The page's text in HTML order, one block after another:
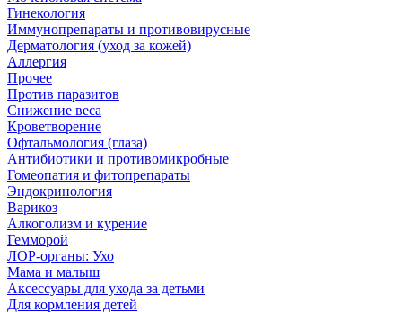
Гинекология
Иммунопрепараты и противовирусные
Дерматология (уход за кожей)
Аллергия
Прочее
Против паразитов
Снижение веса
Кроветворение
Офтальмология (глаза)
Антибиотики и противомикробные
Гомеопатия и фитопрепараты
Эндокринология
Варикоз
Алкоголизм и курение
Гемморой
ЛОР-органы: Ухо
Мама и малыш
Аксессуары для ухода за детьми
Для кормления детей